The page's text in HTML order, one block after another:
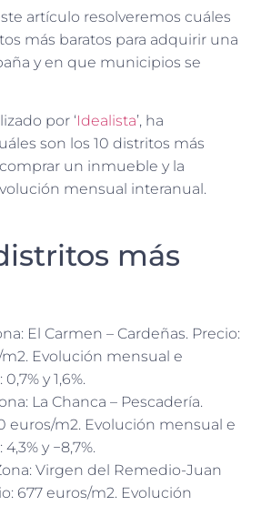
artículo resolveremos cuáles
más baratos para adquirir una
y en que municipios se
por ‘Idealista’, ha
son los 10 distritos más
un inmueble y la
mensual interanual.
más
El Carmen – Cardeñas. Precio:
Evolución mensual e
y 1,6%.
La Chanca – Pescadería.
euros/m2. Evolución mensual e
y −8,7%.
Virgen del Remedio-Juan
677 euros/m2. Evolución